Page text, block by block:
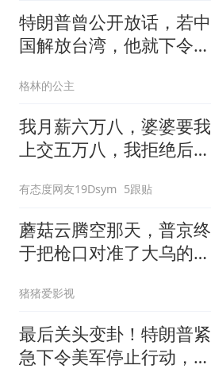
特朗普曾公开放话，若中
国解放台湾，他就下令轰
格林的公主
我月薪六万八，婆婆要我
上交五万八，我拒绝后她
离婚
有态度网友19Dsym 5跟贴
蘑菇云腾空那天，普京终
于把枪口对准了大乌的军
猪猪爱影视
最后关头变卦！特朗普紧
急下令美军停止行动，他